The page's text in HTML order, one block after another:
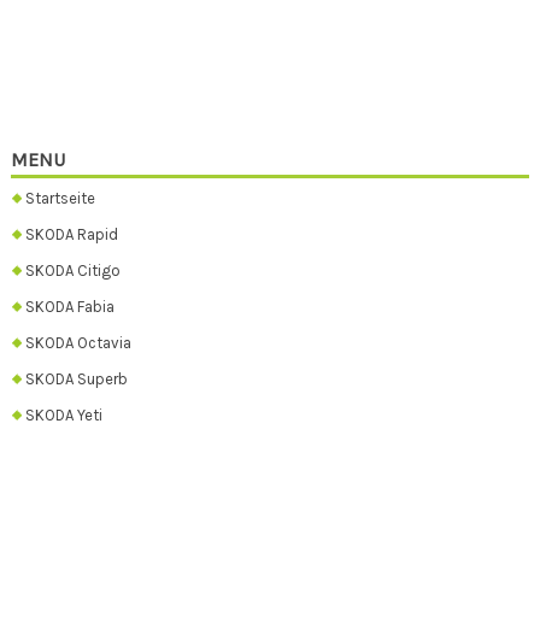
MENU
Startseite
SKODA Rapid
SKODA Citigo
SKODA Fabia
SKODA Octavia
SKODA Superb
SKODA Yeti